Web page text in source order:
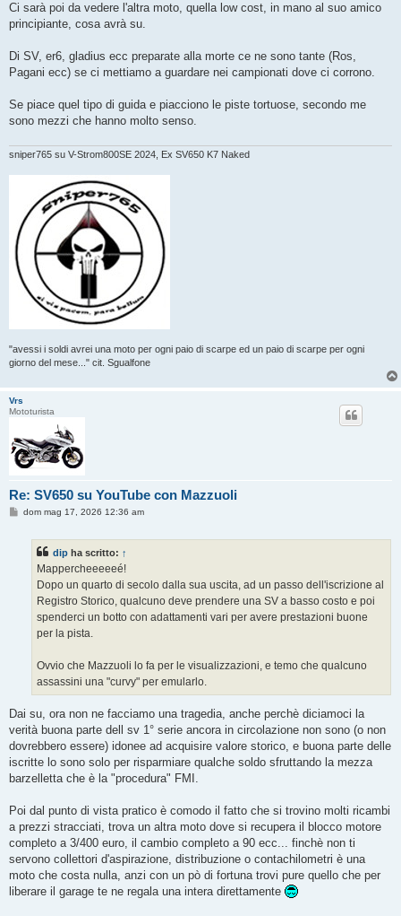
o
Ci sarà poi da vedere l'altra moto, quella low cost, in mano al suo amico
principiante, cosa avrà su.
Di SV, er6, gladius ecc preparate alla morte ce ne sono tante (Ros,
Pagani ecc) se ci mettiamo a guardare nei campionati dove ci corrono.
Se piace quel tipo di guida e piacciono le piste tortuose, secondo me
sono mezzi che hanno molto senso.
sniper765 su V-Strom800SE 2024, Ex SV650 K7 Naked
"avessi i soldi avrei una moto per ogni paio di scarpe ed un paio di scarpe per ogni
giorno del mese..." cit. Sgualfone
Vrs
Mototurista
Re: SV650 su YouTube con Mazzuoli
Mdom mag 17, 2026 12:36 am
dip ha scritto: ↑
Mappercheeeeeé!
Dopo un quarto di secolo dalla sua uscita, ad un passo dell'iscrizione al
Registro Storico, qualcuno deve prendere una SV a basso costo e poi
spenderci un botto con adattamenti vari per avere prestazioni buone
per la pista.
Ovvio che Mazzuoli lo fa per le visualizzazioni, e temo che qualcuno
assassini una "curvy" per emularlo.
Dai su, ora non ne facciamo una tragedia, anche perchè diciamoci la
verità buona parte dell sv 1° serie ancora in circolazione non sono (o non
dovrebbero essere) idonee ad acquisire valore storico, e buona parte delle
iscritte lo sono solo per risparmiare qualche soldo sfruttando la mezza
barzelletta che è la "procedura" FMI.
Poi dal punto di vista pratico è comodo il fatto che si trovino molti ricambi
a prezzi stracciati, trova un altra moto dove si recupera il blocco motore
completo a 3/400 euro, il cambio completo a 90 ecc... finchè non ti
servono collettori d'aspirazione, distribuzione o contachilometri è una
moto che costa nulla, anzi con un pò di fortuna trovi pure quello che per
liberare il garage te ne regala una intera direttamente